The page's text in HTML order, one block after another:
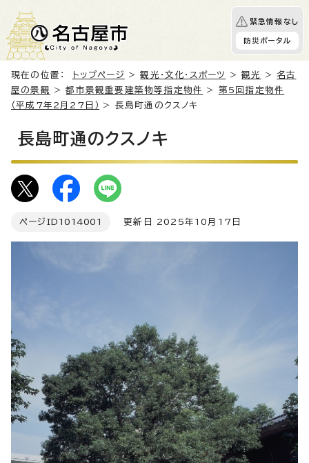
緊急情報なし
防災ポータル
現在の位置： トップページ >観光・文化・スポーツ >観光 > 名古
屋の景観
>都市景観重要建築物等指定物件 > 第5回指定物件
（平成7年2月27日）
> 長島町通のクスノキ
長島町通のクスノキ
ページID 1014001 更新日 2025年10月17日